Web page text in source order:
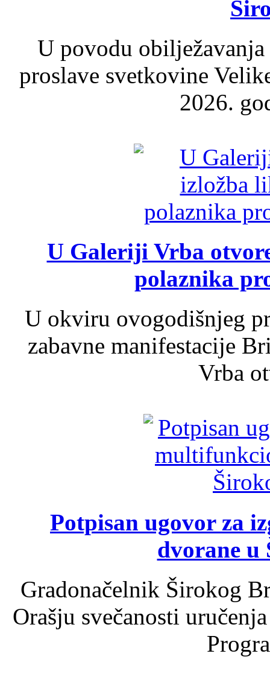
U povodu
proslave svetkovine
2026.
U Galeriji Vrba
polaznika
U okviru ovogodišnjeg
zabavne manifestacije
Vrba
Potpisan ugovor za
dvorane u
Gradonačelnik Širokog
Orašju svečanosti